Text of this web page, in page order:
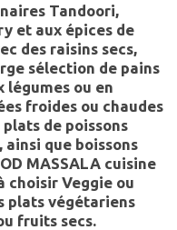
Tandoori,
et aux épices de
des raisins secs,
sélection de pains
légumes ou en
froides ou chaudes
de poissons
que boissons
MASSALA cuisine
choisir Veggie ou
plats végétariens
fruits secs.